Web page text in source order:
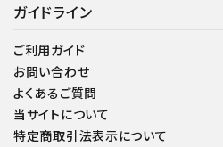
ガイドライン
ご利用ガイド
お問い合わせ
よくあるご質問
当サイトについて
特定商取引法表示について